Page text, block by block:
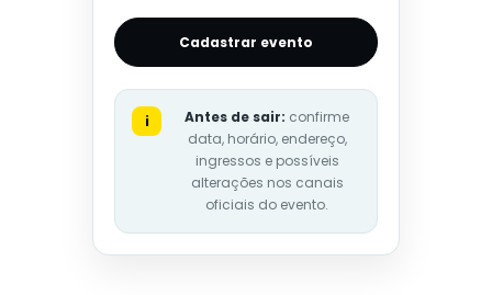
Cadastrar evento
i Antes de sair: confirme
data, horário, endereço,
ingressos e possíveis
alterações nos canais
oficiais do evento.